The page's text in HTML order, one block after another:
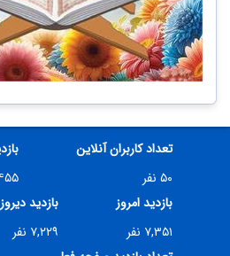
تعداد کاربران آنلاین
۵۰ نفر
بازدید امروز
۷,۳۵۱ نفر
بازدید دیروز
۷,۲۲۹ نفر